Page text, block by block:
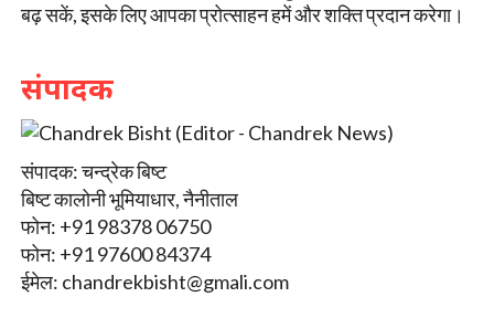
बढ़ सकें, इसके लिए आपका प्रोत्साहन हमें और शक्ति प्रदान करेगा।
संपादक
संपादक: चन्द्रेक बिष्ट
बिष्ट कालोनी भूमियाधार, नैनीताल
फोन: +91 98378 06750
फोन: +91 97600 84374
ईमेल: chandrekbisht@gmali.com